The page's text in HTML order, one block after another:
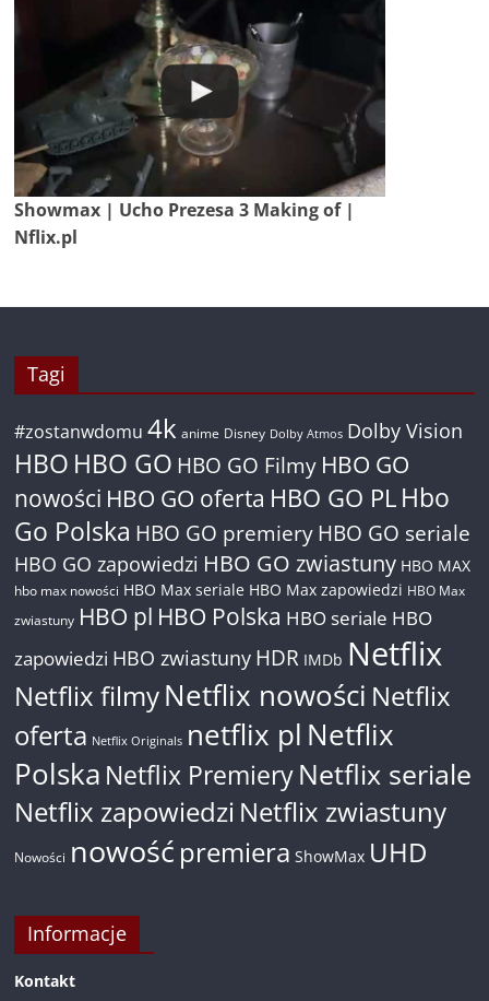
Showmax | Ucho Prezesa 3 Making of |
Nflix.pl
Tagi
#zostanwdomu 4k anime Disney Dolby Atmos Dolby Vision
HBO HBO GO HBO GO Filmy HBO GO
nowości HBO GO oferta HBO GO PL Hbo
Go Polska HBO GO premiery HBO GO seriale
HBO GO zapowiedzi HBO GO zwiastuny HBO MAX
hbo max nowości HBO Max seriale HBO Max zapowiedzi HBO Max
zwiastuny HBO pl HBO Polska HBO seriale HBO
zapowiedzi HBO zwiastuny HDR IMDb Netflix
Netflix filmyNetflix nowości Netflix
oferta Netflix Originals netflix pl Netflix
Polska Netflix PremieryNetflix seriale
Netflix zapowiedzi Netflix zwiastuny
Nowości nowość premiera ShowMax UHD
Informacje
Kontakt